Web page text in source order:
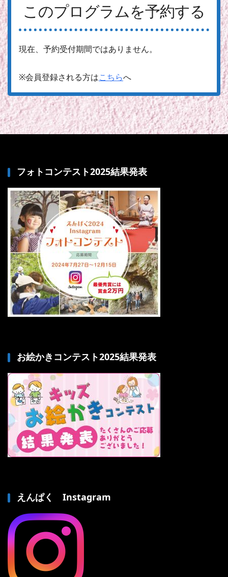
このプログラムを予約する
現在、予約受付期間ではありません。
※会員登録される方はこちらへ
フォトコンテスト2025結果発表
お絵かきコンテスト2025結果発表
えんぱく Instagram